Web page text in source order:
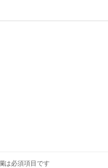
は必須項目です